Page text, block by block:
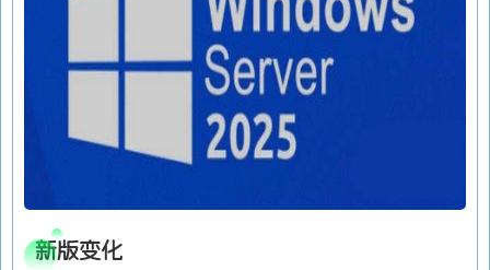
新版变化